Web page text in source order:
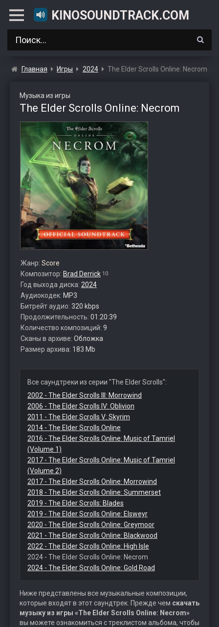
KINOSOUNDTRACK.COM
Главная Игры 2024 The Elder Scrolls Online: Necrom
Музыка из игры
The Elder Scrolls Online: Necrom
Жанр: Score
Композитор: Brad Derrick 10
Год выхода диска: 2024
Аудиокодек: MP3
Битрейт аудио: 320 kbps
Продолжительность: 01:20:39
Количество композиций: 9
Сканы в архиве: Обложка
Размер архива: 183 Mb
Все саундтреки из серии "The Elder Scrolls":
2002 - The Elder Scrolls III: Morrowind
2006 - The Elder Scrolls IV: Oblivion
2011 - The Elder Scrolls V: Skyrim
2014 - The Elder Scrolls Online
2016 - The Elder Scrolls Online: Music of Tamriel
(Volume 1)
2017 - The Elder Scrolls Online: Music of Tamriel
(Volume 2)
2017 - The Elder Scrolls Online: Morrowind
2018 - The Elder Scrolls Online: Summerset
2019 - The Elder Scrolls: Blades
2019 - The Elder Scrolls Online: Elsweyr
2020 - The Elder Scrolls Online: Greymoor
2021 - The Elder Scrolls Online: Blackwood
2022 - The Elder Scrolls Online: High Isle
2024 - The Elder Scrolls Online: Necrom
2024 - The Elder Scrolls Online: Gold Road
Ниже представлены все музыкальные композиции,
которые входят в этот саундтрек. Прежде чем скачать
музыку из игры «The Elder Scrolls Online: Necrom»
вы можете ознакомиться с треклистом альбома, чтобы